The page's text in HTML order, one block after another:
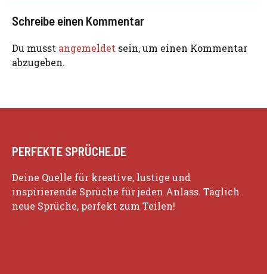
Schreibe einen Kommentar
Du musst angemeldet sein, um einen Kommentar
abzugeben.
PERFEKTE SPRÜCHE.DE
Deine Quelle für kreative, lustige und
inspirierende Sprüche für jeden Anlass. Täglich
neue Sprüche, perfekt zum Teilen!